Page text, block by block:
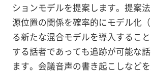
ションモデルを提案します。提案
源位置の関係を確率的にモデル化
る新たな混合モデルを導入するこ
する話者であっても追跡が可能な
ます。会議音声の書き起こしなど